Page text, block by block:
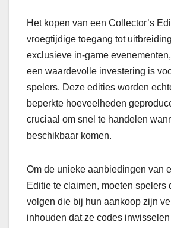
Het kopen van een Collector’s
vroegtijdige toegang tot
exclusieve in-game
een waardevolle investering is
spelers. Deze edities worden
beperkte hoeveelheden
cruciaal om snel te handelen
beschikbaar komen.
Om de unieke aanbiedingen van
Editie te claimen, moeten spelers
volgen die bij hun aankoop zijn
inhouden dat ze codes